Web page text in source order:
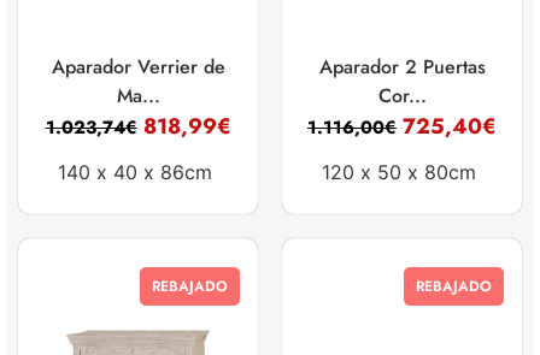
Aparador Verrier de
Ma...
1.023,74€ 818,99€
140 x 40 x 86cm
Aparador 2 Puertas
Cor...
1.116,00€ 725,40€
120 x 50 x 80cm
REBAJADO REBAJADO